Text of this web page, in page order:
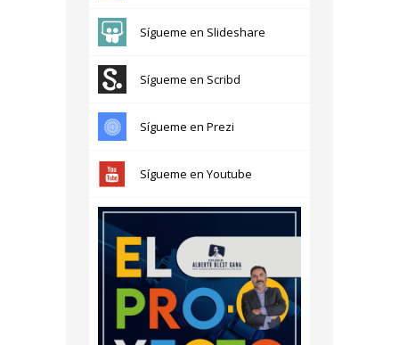
Sígueme en Slideshare
Sígueme en Scribd
Sígueme en Prezi
Sígueme en Youtube